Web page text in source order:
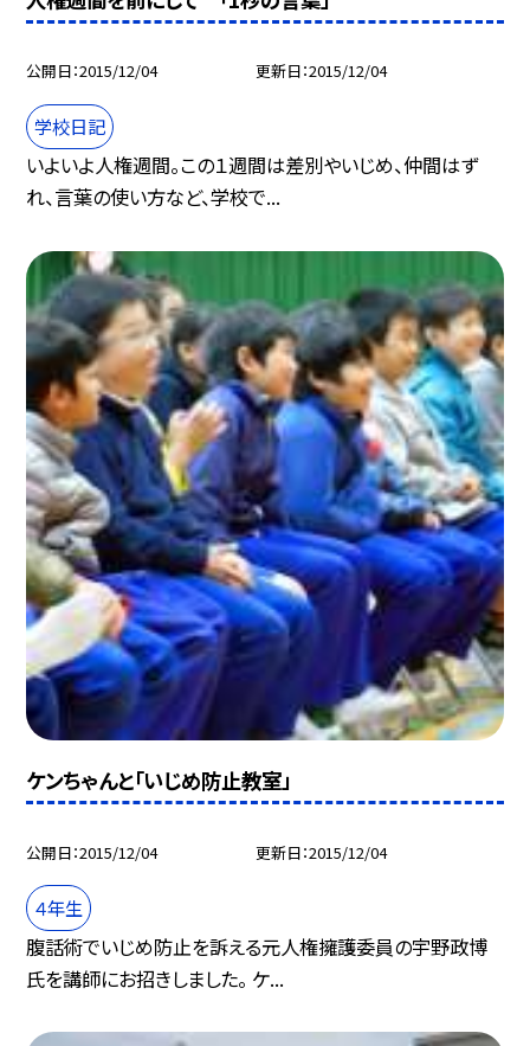
公開日 2015/12/04 更新日 2015/12/04
学校日記
いよいよ人権週間。この１週間は差別やいじめ、仲間はず
れ、言葉の使い方など、学校で...
ケンちゃんと「いじめ防止教室」
公開日 2015/12/04 更新日 2015/12/04
４年生
腹話術でいじめ防止を訴える元人権擁護委員の宇野政博
氏を講師にお招きしました。 ケ...